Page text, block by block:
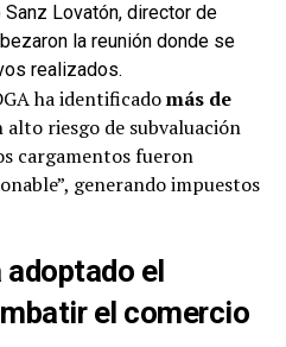
Sanz Lovatón, director de
la reunión donde se
realizados.
ha identificadomás de
riesgo de subvaluación
cargamentos fueron
generando impuestos
adoptado el
el comercio